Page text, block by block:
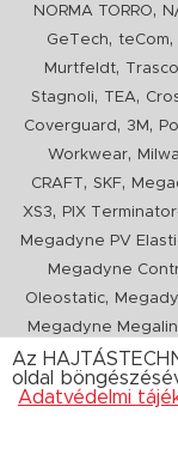
NORMA TORRO,
GeTech, teCom,
Murtfeldt, Trasco
Stagnoli, TEA,
Coverguard , 3M ,
Workwear,
CRAFT, SKF,
XS3, PIX
Megadyne PV
Megadyne
Oleostatic,
Megadyne
Pull, PIX X'Ceed,
ConCar,
Az
oldal
Adatvédelmi